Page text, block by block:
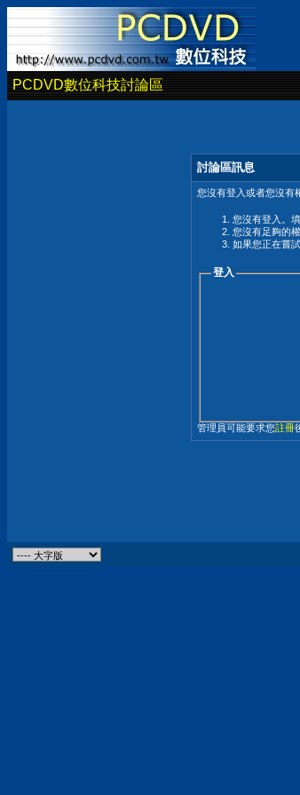
PCDVD數位科技討論區
討論區訊息
您沒有登入或者您沒有
您沒有登入。
您沒有足夠的
如果您正在嘗
登入
管理員可能要求您註冊